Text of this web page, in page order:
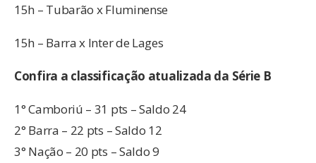
15h – Tubarão x Fluminense
15h – Barra x Inter de Lages
Confira a classificação atualizada da Série B
1° Camboriú – 31 pts – Saldo 24
2° Barra – 22 pts – Saldo 12
3° Nação – 20 pts – Saldo 9